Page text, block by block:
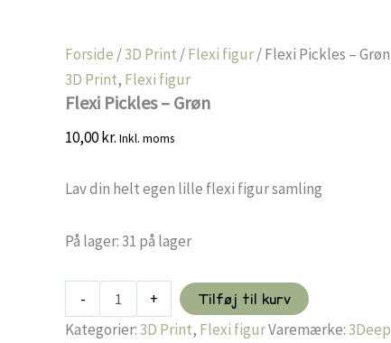
Forside /3D Print /Flexi figur/ Flexi Pickles – Grøn
3D Print, Flexi figur
Flexi Pickles – Grøn
10,00kr. Inkl. moms
Lav din helt egen lille flexi figur samling
På lager:31 på lager
-
Pickles
-
+
Tilføj til kurv
Kategorier:3D Print, Flexi figurVaremærke:3Deep